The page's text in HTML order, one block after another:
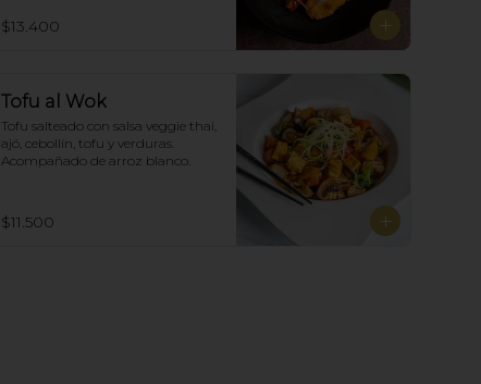
$13.400
Tofu al Wok
Tofu salteado con salsa veggie thai,
ajó, cebollín, tofu y verduras.
Acompañado de arroz blanco.
$11.500